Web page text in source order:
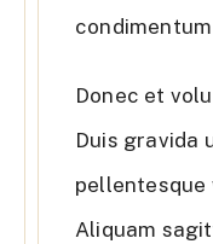
Donec et
Duis gravida
pellentesque
Aliquam